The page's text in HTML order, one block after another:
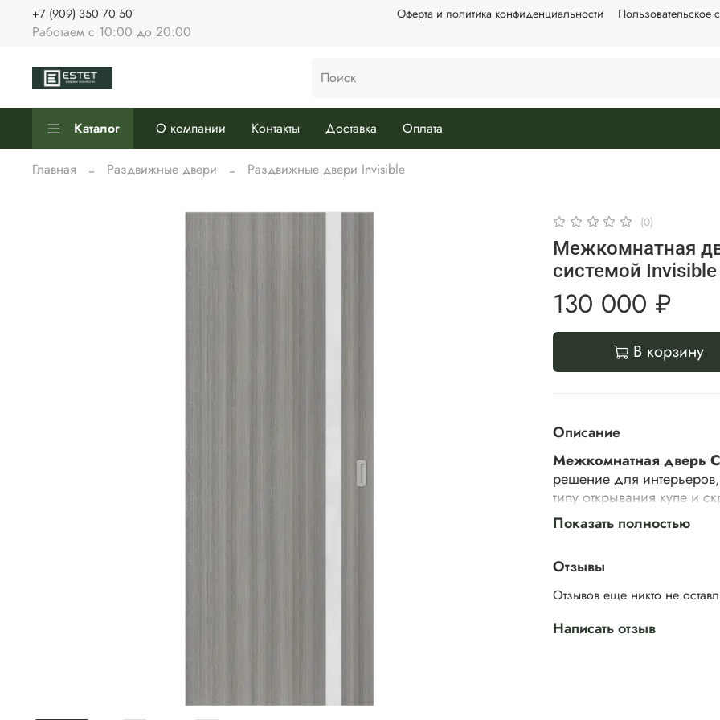
Оферта и политика конфиденциальности Пользовательское
Работаем с 10:00 до 20:00
+7 (909) 350 70 50
Каталог О компании Контакты Доставка Оплата
Главная Раздвижные двери Раздвижные двери Invisible
(0)
Межкомнатная
системой Invisible
130 000 ₽
В корзину
Описание
Межкомнатная дверь
решение для
типу открывания купе и
экономия пространства.
При открывании дверь
сливаться со стеной и
интерьер любого стиля.
систему в жилых
Показать полностью
Отзывы
Отзывов еще никто не
Написать отзыв